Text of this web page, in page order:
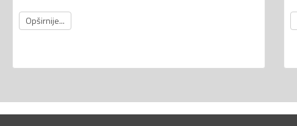
Opširnije...